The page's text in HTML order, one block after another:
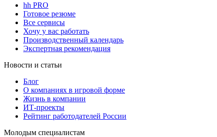
hh PRO
Готовое резюме
Все сервисы
Хочу у вас работать
Производственный календарь
Экспертная рекомендация
Новости и статьи
Блог
О компаниях в игровой форме
Жизнь в компании
ИТ-проекты
Рейтинг работодателей России
Молодым специалистам